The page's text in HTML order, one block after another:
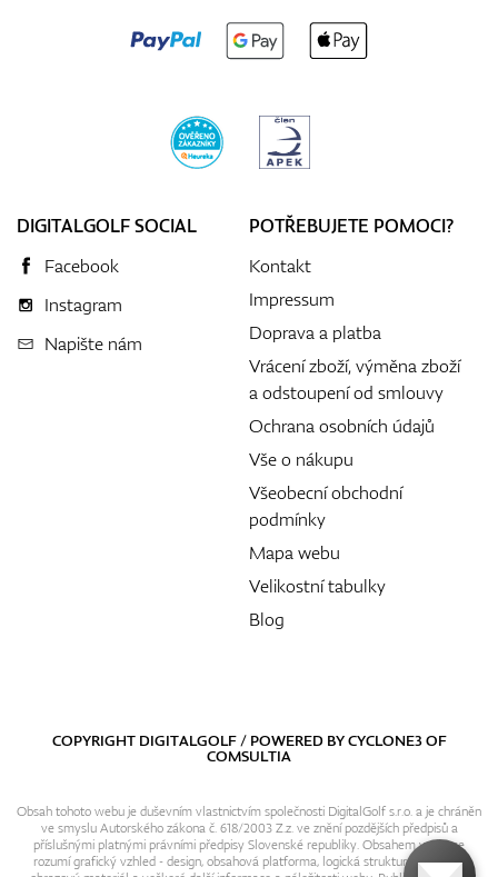
DIGITALGOLF SOCIAL
Facebook
Instagram
Napište nám
POTŘEBUJETE POMOCI?
Kontakt
Impressum
Doprava a platba
Vrácení zboží, výměna zboží
a odstoupení od smlouvy
Ochrana osobních údajů
Vše o nákupu
Všeobecní obchodní
podmínky
Mapa webu
Velikostní tabulky
Blog
COPYRIGHT DIGITALGOLF / POWERED BYCYCLONE3OF
COMSULTIA
Obsah tohoto webu je duševním vlastnictvím společnosti DigitalGolf s.r.o. a je chráněn
ve smyslu Autorského zákona č. 618/2003 Z.z. ve znění pozdějších předpisů a
příslušnými platnými právními předpisy Slovenské republiky. Obsahem webu se
rozumí grafický vzhled - design, obsahová platforma, logická struktura, textový i